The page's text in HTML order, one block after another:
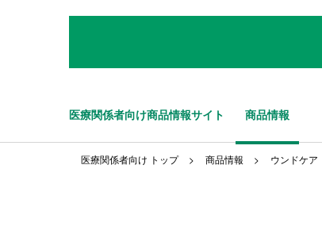
医療関係者向け商品情報サイト 商品情報
医療関係者向け トップ 商品情報 ウンドケア